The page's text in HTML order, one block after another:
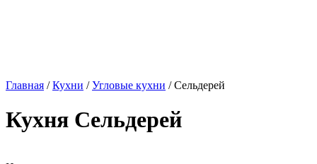
Главная /Кухни /Угловые кухни / Сельдерей
Кухня Сельдерей